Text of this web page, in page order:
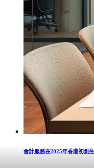
會計服務在2025年香港初創